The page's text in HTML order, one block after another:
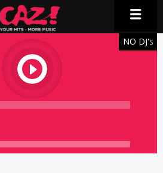
play
NO DJ'S